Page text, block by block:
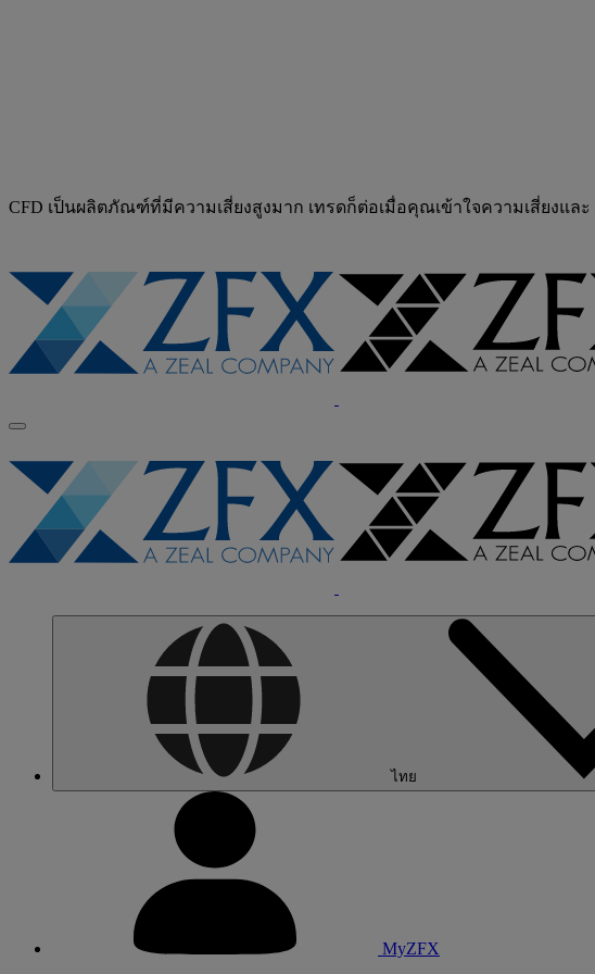
CFD เป็นผลิตภัณฑ์ที่มีความเสี่ยงสูงมาก เทรดก็ต่อเมื่อคุณเข้าใจความเสี่ยงและ
ไทย
MyZFX